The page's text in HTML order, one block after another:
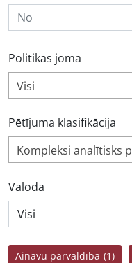
Politikas joma
Visi
Pētījuma klasifikācija
Kompleksi analītisks
Valoda
Ainavu pārvaldība (1)